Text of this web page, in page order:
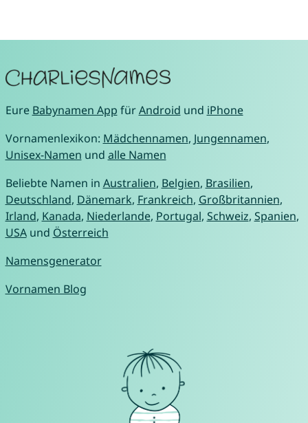
Eure Babynamen App fürAndroid und iPhone
Vornamenlexikon: Mädchennamen, Jungennamen,
Unisex-Namen und alle Namen
Beliebte Namen in Australien, Belgien, Brasilien,
Deutschland, Dänemark, Frankreich, Großbritannien,
Irland, Kanada, Niederlande, Portugal, Schweiz, Spanien,
USAund Österreich
Namensgenerator
Vornamen Blog